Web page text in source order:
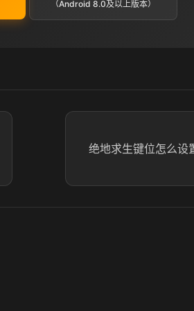
（Android 8.0及以上版本）
绝地求生键位怎么设